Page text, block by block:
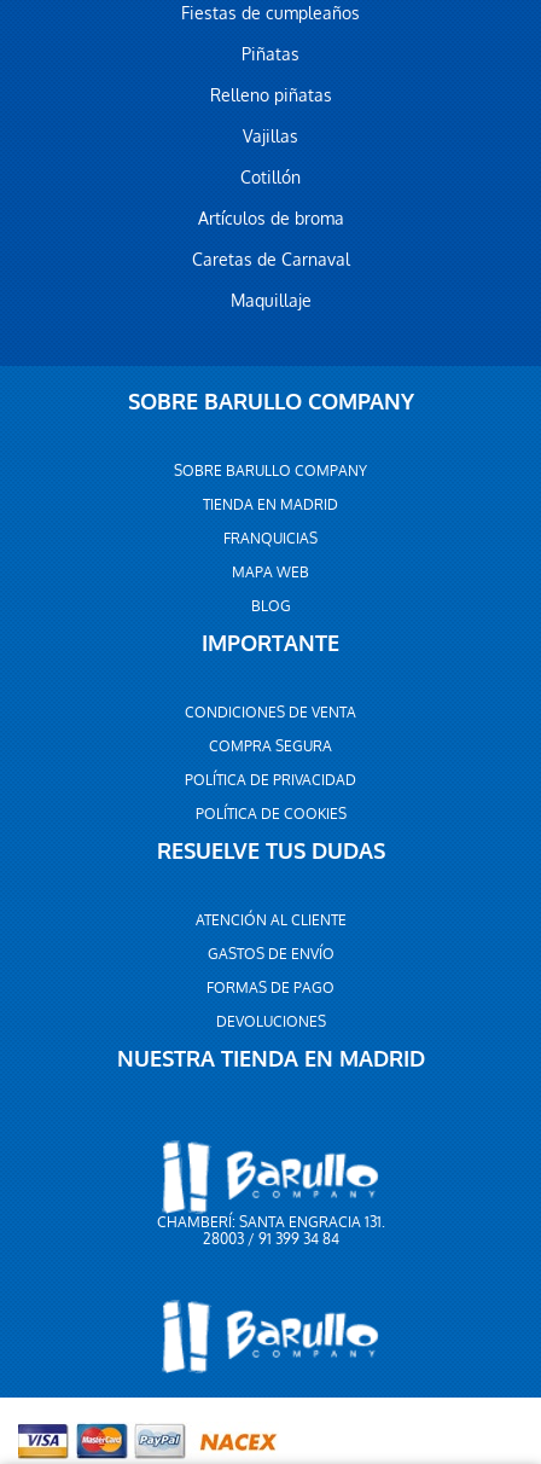
Fiestas de cumpleaños
Piñatas
Relleno piñatas
Vajillas
Cotillón
Artículos de broma
Caretas de Carnaval
Maquillaje
SOBRE BARULLO COMPANY
SOBRE BARULLO COMPANY
TIENDA EN MADRID
FRANQUICIAS
MAPA WEB
BLOG
IMPORTANTE
CONDICIONES DE VENTA
COMPRA SEGURA
POLÍTICA DE PRIVACIDAD
POLÍTICA DE COOKIES
RESUELVE TUS DUDAS
ATENCIÓN AL CLIENTE
GASTOS DE ENVÍO
FORMAS DE PAGO
DEVOLUCIONES
NUESTRA TIENDA EN MADRID
CHAMBERÍ: SANTA ENGRACIA 131.
28003 / 91 399 34 84